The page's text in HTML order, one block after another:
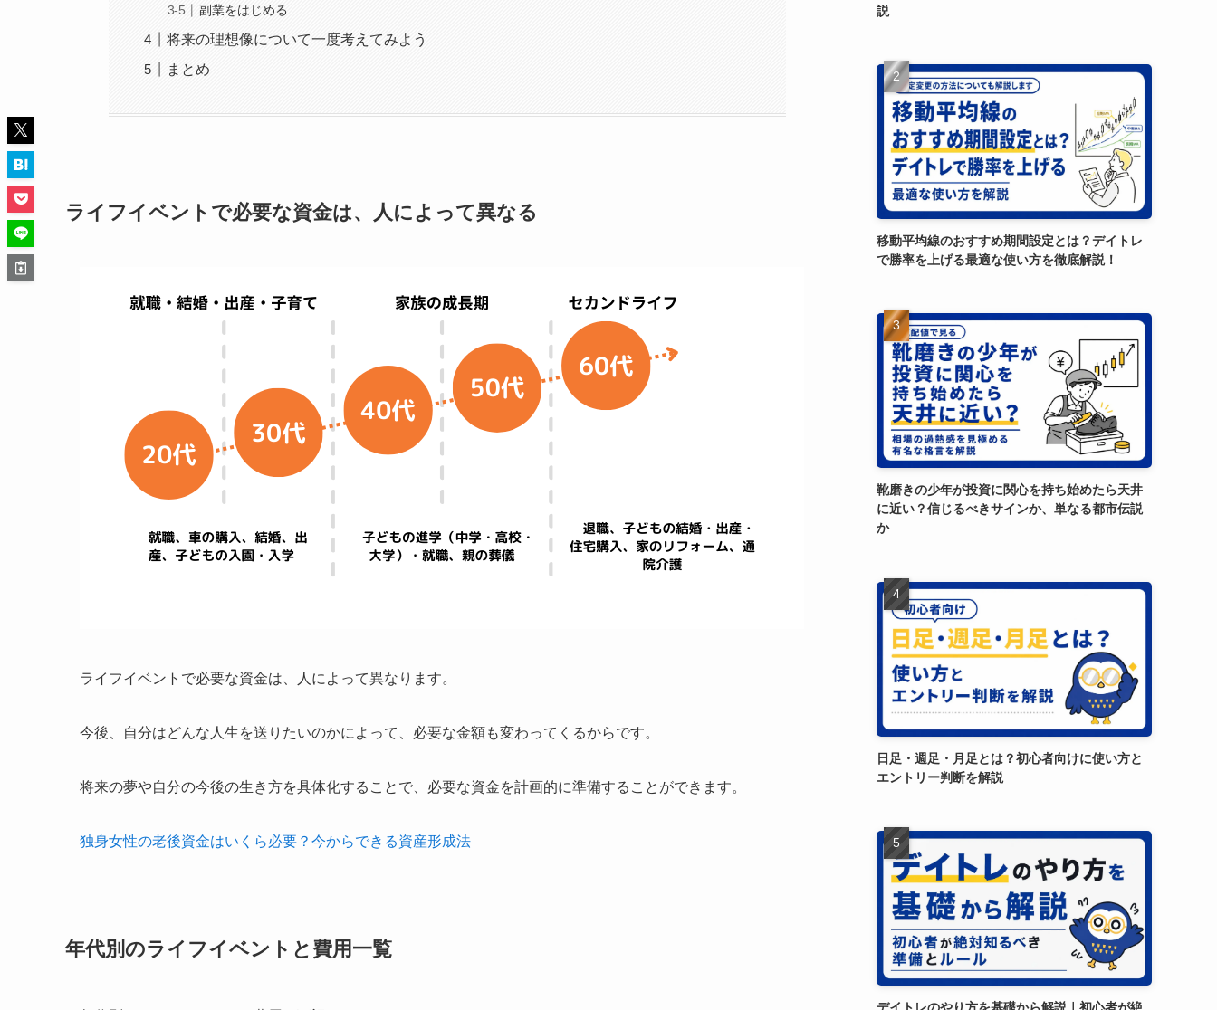
副業をはじめる
将来の理想像について一度考えてみよう
まとめ
ライフイベントで必要な資金は、人によって異なる
ライフイベントで必要な資金は、人によって異なります。
今後、自分はどんな人生を送りたいのかによって、必要な金額も変わってくるからです。
将来の夢や自分の今後の生き方を具体化することで、必要な資金を計画的に準備することができます。
独身女性の老後資金はいくら必要？今からできる資産形成法
年代別のライフイベントと費用一覧
説
移動平均線のおすすめ期間設定とは？デイトレ
で勝率を上げる最適な使い方を徹底解説！
靴磨きの少年が投資に関心を持ち始めたら天井
に近い？信じるべきサインか、単なる都市伝説
か
日足・週足・月足とは？初心者向けに使い方と
エントリー判断を解説